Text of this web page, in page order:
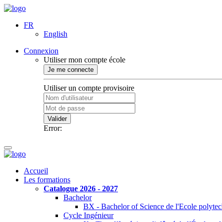
FR
English
Connexion
Utiliser mon compte école
Je me connecte
Utiliser un compte provisoire
Valider
Error:
Accueil
Les formations
Catalogue 2026 - 2027
Bachelor
BX - Bachelor of Science de l'Ecole
Cycle Ingénieur